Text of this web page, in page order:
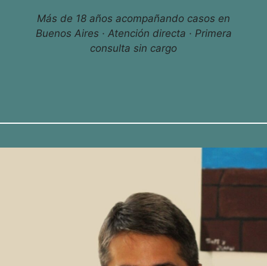
Más de 18 años acompañando casos en
Buenos Aires · Atención directa · Primera
consulta sin cargo